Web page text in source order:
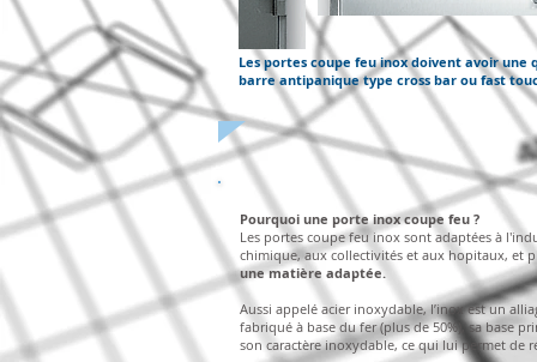
Les portes coupe feu inox doivent avoir une
barre antipanique type cross bar ou fast
Pourquoi une porte inox coupe feu ?
Les portes coupe feu inox sont adaptées à
chimique, aux collectivités et aux hopitaux, et
une matière adaptée.
Aussi appelé acier inoxydable, l’inox est un
fabriqué à base du fer (plus de 50%), sa base
son caractère inoxydable, ce qui lui permet de